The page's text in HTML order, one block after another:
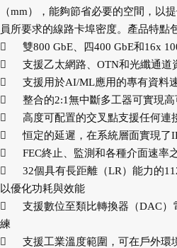
（mm），能夠節省必要的空間，以
員所要求的線路卡埠密度。產品特點

雙800 GbE、四400 GbE和16x

支援乙太網路、OTN和光纖通道

支援用於AI/ML應用的專有資料

整合的2:1無中斷多工器可實現

高度可配置的交叉點支援任何連

恒定的延遲，在系統層面實現了

FEC終止、監測和各種介面速率

32個具有長距離（LR）能力的
以優化功耗與效能

支援數位至類比轉換器（DAC）
練

支援工業溫度範圍，可在戶外環